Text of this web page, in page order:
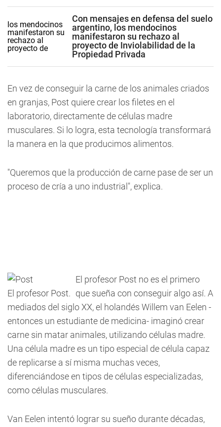
Con mensajes en defensa del suelo
argentino, los mendocinos
manifestaron su rechazo al
proyecto de Inviolabilidad de la
Propiedad Privada
En vez de conseguir la carne de los animales criados
en granjas, Post quiere crear los filetes en el
laboratorio, directamente de células madre
musculares. Si lo logra, esta tecnología transformará
la manera en la que producimos alimentos.
"Queremos que la producción de carne pase de ser un
proceso de cría a uno industrial", explica.
El profesor Post.
El profesor Post no es el primero
que sueña con conseguir algo así. A
mediados del siglo XX, el holandés Willem van Eelen -
entonces un estudiante de medicina- imaginó crear
carne sin matar animales, utilizando células madre.
Una célula madre es un tipo especial de célula capaz
de replicarse a sí misma muchas veces,
diferenciándose en tipos de células especializadas,
como células musculares.
Van Eelen intentó lograr su sueño durante décadas,